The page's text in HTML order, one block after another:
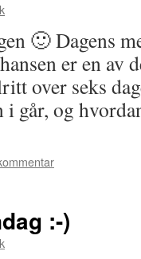
🙂 Dagens
er en av
over seks
i går, og
:-)